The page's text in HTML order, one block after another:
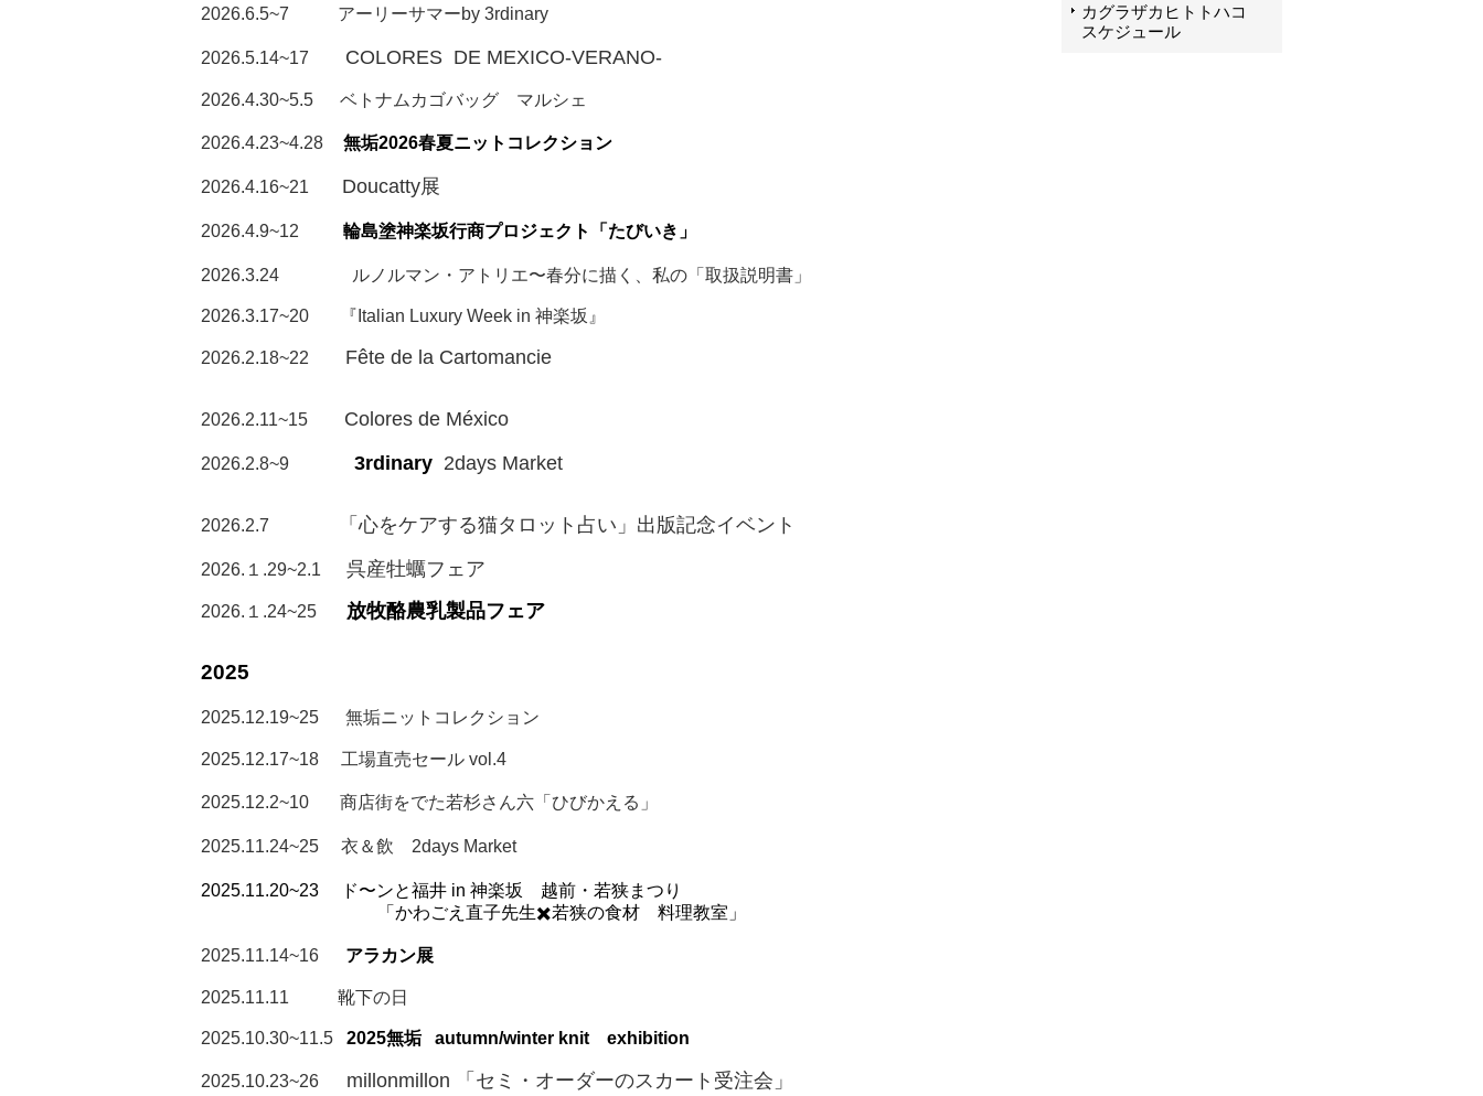
2026.6.5~7 アーリーサマーby 3rdinary
2026.5.14~17 COLORES DE MEXICO-VERANO-
2026.4.30~5.5 ベトナムカゴバッグ マルシェ
2026.4.23~4.28 無垢2026春夏ニットコレクション
2026.4.16~21 Doucatty展
2026.4.9~12 輪島塗神楽坂行商プロジェクト「たびいき」
2026.3.24 ルノルマン・アトリエ〜春分に描く、私の「取扱説明書」
2026.3.17~20 『Italian Luxury Week in 神楽坂』
2026.2.18~22 Fête de la Cartomancie
2026.2.11~15 Colores de México
2026.2.8~9 3rdinary 2days Market
2026.2.7 「心をケアする猫タロット占い」出版記念イベント
2026.１.29~2.1 呉産牡蠣フェア
2026.１.24~25 放牧酪農乳製品フェア
2025
2025.12.19~25 無垢ニットコレクション
2025.12.17~18 工場直売セール vol.4
2025.12.2~10 商店街をでた若杉さん六「ひびかえる」
2025.11.24~25 衣＆飲 2days Market
2025.11.20~23
ド〜ンと福井 in 神楽坂 越前・若狭まつり
「かわごえ直子先生✖️若狭の食材 料理教室」
2025.11.14~16 アラカン展
2025.11.11 靴下の日
2025.10.30~11.5 2025無垢 autumn/winter knit exhibition
2025.10.23~26 millonmillon 「セミ・オーダーのスカート受注会」
カグラザカヒトトハコ
スケジュール